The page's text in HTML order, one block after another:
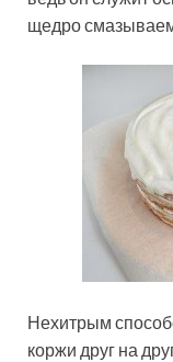
щедро
Нехитрым
коржи друг на